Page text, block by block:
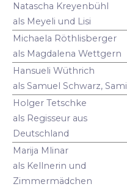
Natascha Kreyenbühl
als Meyeli und Lisi
Michaela Röthlisberger
als Magdalena Wettgern
Hansueli Wüthrich
als Samuel Schwarz, Sami
Holger Tetschke
als Regisseur aus
Deutschland
Marija Mlinar
als Kellnerin und
Zimmermädchen